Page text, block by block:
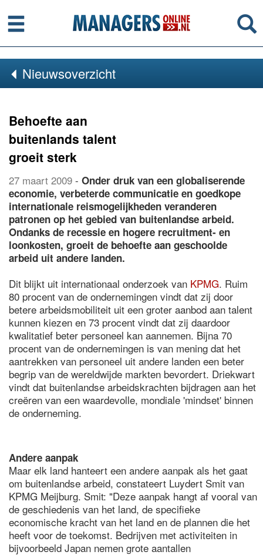
Menu
Nieuwsoverzicht
Behoefte aan
buitenlands talent
groeit sterk
27 maart 2009 - Onder druk van een globaliserende
economie, verbeterde communicatie en goedkope
internationale reismogelijkheden veranderen
patronen op het gebied van buitenlandse arbeid.
Ondanks de recessie en hogere recruitment- en
loonkosten, groeit de behoefte aan geschoolde
arbeid uit andere landen.
Dit blijkt uit internationaal onderzoek van KPMG. Ruim
80 procent van de ondernemingen vindt dat zij door
betere arbeidsmobiliteit uit een groter aanbod aan talent
kunnen kiezen en 73 procent vindt dat zij daardoor
kwalitatief beter personeel kan aannemen. Bijna 70
procent van de ondernemingen is van mening dat het
aantrekken van personeel uit andere landen een beter
begrip van de wereldwijde markten bevordert. Driekwart
vindt dat buitenlandse arbeidskrachten bijdragen aan het
creëren van een waardevolle, mondiale 'mindset' binnen
de onderneming.
Andere aanpak
Maar elk land hanteert een andere aanpak als het gaat
om buitenlandse arbeid, constateert Luydert Smit van
KPMG Meijburg. Smit: "Deze aanpak hangt af vooral van
de geschiedenis van het land, de specifieke
economische kracht van het land en de plannen die het
heeft voor de toekomst. Bedrijven met activiteiten in
bijvoorbeeld Japan nemen grote aantallen